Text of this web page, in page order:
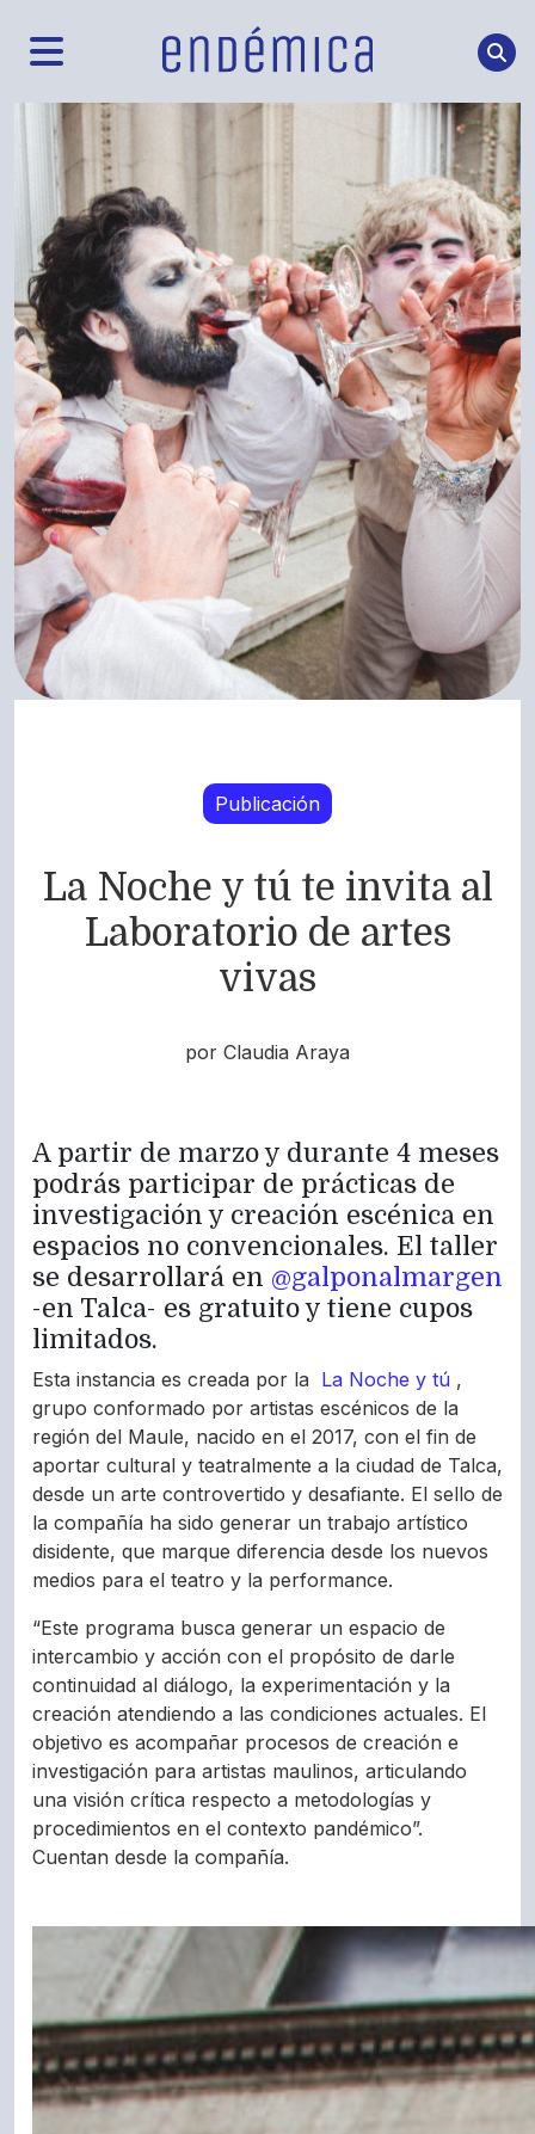
Publicación
La Noche y tú te invita al
Laboratorio de artes
vivas
por Claudia Araya
A partir de marzo y durante 4 meses
podrás participar de prácticas de
investigación y creación escénica en
espacios no convencionales. El taller
se desarrollará en @galponalmargen
-en Talca- es gratuito y tiene cupos
limitados.
Esta instancia es creada por la La Noche y tú ,
grupo conformado por artistas escénicos de la
región del Maule, nacido en el 2017, con el fin de
aportar cultural y teatralmente a la ciudad de Talca,
desde un arte controvertido y desafiante. El sello de
la compañía ha sido generar un trabajo artístico
disidente, que marque diferencia desde los nuevos
medios para el teatro y la performance.
“Este programa busca generar un espacio de
intercambio y acción con el propósito de darle
continuidad al diálogo, la experimentación y la
creación atendiendo a las condiciones actuales. El
objetivo es acompañar procesos de creación e
investigación para artistas maulinos, articulando
una visión crítica respecto a metodologías y
procedimientos en el contexto pandémico”.
Cuentan desde la compañía.